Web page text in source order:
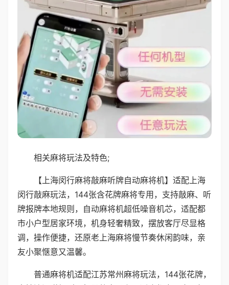
相关麻将玩法及特色;
【上海闵行麻将敲麻听牌自动麻将机】适配上海
闵行敲麻玩法，144张含花牌麻将专用，支持敲麻、听
牌报牌本地规则，自动麻将机超低噪音机芯，适配都
市小户型居家环境，机身轻奢精致，摆放客厅尽显格
调，操作便捷，还原老上海麻将慢节奏休闲韵味，亲
友小聚惬意又温馨。
普通麻将机适配江苏常州麻将玩法，144张花牌，